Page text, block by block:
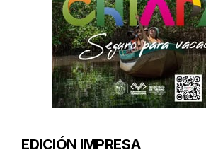
EDICIÓN IMPRESA